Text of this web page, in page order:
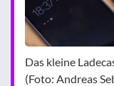
Das kleine
(Foto: Andreas